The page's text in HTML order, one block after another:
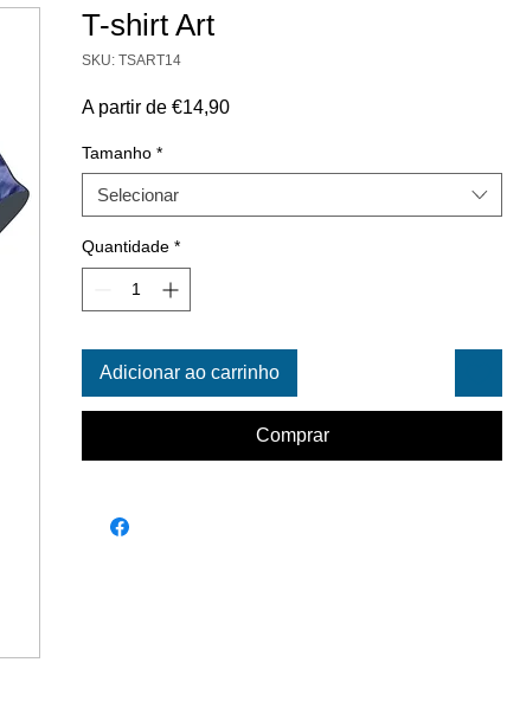
T-shirt Art
SKU: TSART14
A partir de €14,90Preço
Tamanho *
Selecionar
Quantidade *
Adicionar ao carrinho
Comprar